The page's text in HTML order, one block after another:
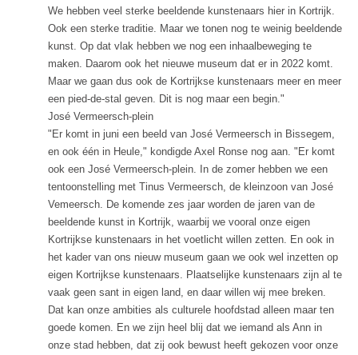
We hebben veel sterke beeldende kunstenaars hier in Kortrijk.
Ook een sterke traditie. Maar we tonen nog te weinig beeldende
kunst. Op dat vlak hebben we nog een inhaalbeweging te
maken. Daarom ook het nieuwe museum dat er in 2022 komt.
Maar we gaan dus ook de Kortrijkse kunstenaars meer en meer
een pied-de-stal geven. Dit is nog maar een begin."
José Vermeersch-plein
"Er komt in juni een beeld van José Vermeersch in Bissegem,
en ook één in Heule," kondigde Axel Ronse nog aan. "Er komt
ook een José Vermeersch-plein. In de zomer hebben we een
tentoonstelling met Tinus Vermeersch, de kleinzoon van José
Vemeersch. De komende zes jaar worden de jaren van de
beeldende kunst in Kortrijk, waarbij we vooral onze eigen
Kortrijkse kunstenaars in het voetlicht willen zetten. En ook in
het kader van ons nieuw museum gaan we ook wel inzetten op
eigen Kortrijkse kunstenaars. Plaatselijke kunstenaars zijn al te
vaak geen sant in eigen land, en daar willen wij mee breken.
Dat kan onze ambities als culturele hoofdstad alleen maar ten
goede komen. En we zijn heel blij dat we iemand als Ann in
onze stad hebben, dat zij ook bewust heeft gekozen voor onze